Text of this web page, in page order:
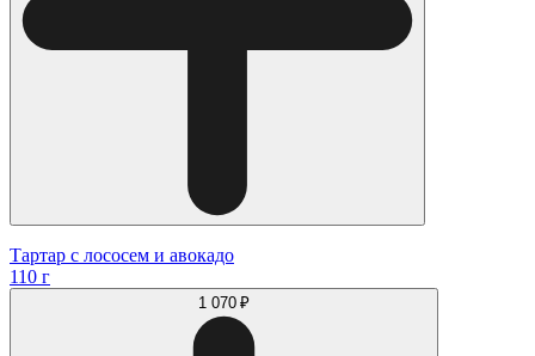
Тартар с лососем и авокадо
110 г
1 070 ₽